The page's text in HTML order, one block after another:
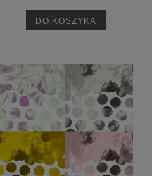
DO KOSZYKA